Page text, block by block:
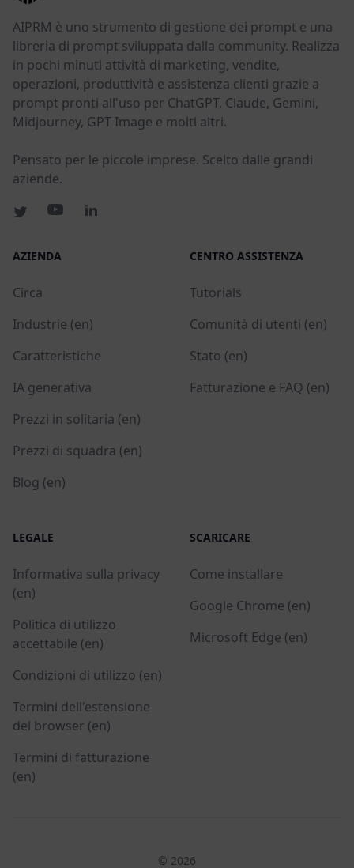
AIPRM è uno strumento di gestione dei prompt e una
libreria di prompt sviluppata dalla community. Realizza
in pochi minuti attività di marketing, vendite,
operazioni, produttività e assistenza clienti grazie a
prompt pronti all'uso per ChatGPT, Claude, Gemini,
Midjourney, GPT Image e molti altri.
Pensato per le piccole imprese. Scelto dalle grandi
aziende.
AZIENDA
Circa
Industrie (en)
Caratteristiche
IA generativa
Prezzi in solitaria (en)
Prezzi di squadra (en)
Blog (en)
CENTRO ASSISTENZA
Tutorials
Comunità di utenti (en)
Stato (en)
Fatturazione e FAQ (en)
LEGALE
Informativa sulla privacy
(en)
Politica di utilizzo
accettabile (en)
Condizioni di utilizzo (en)
Termini dell'estensione
del browser (en)
Termini di fatturazione
(en)
SCARICARE
Come installare
Google Chrome (en)
Microsoft Edge (en)
© 2026